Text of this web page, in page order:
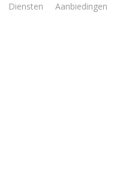
Diensten Aanbiedingen